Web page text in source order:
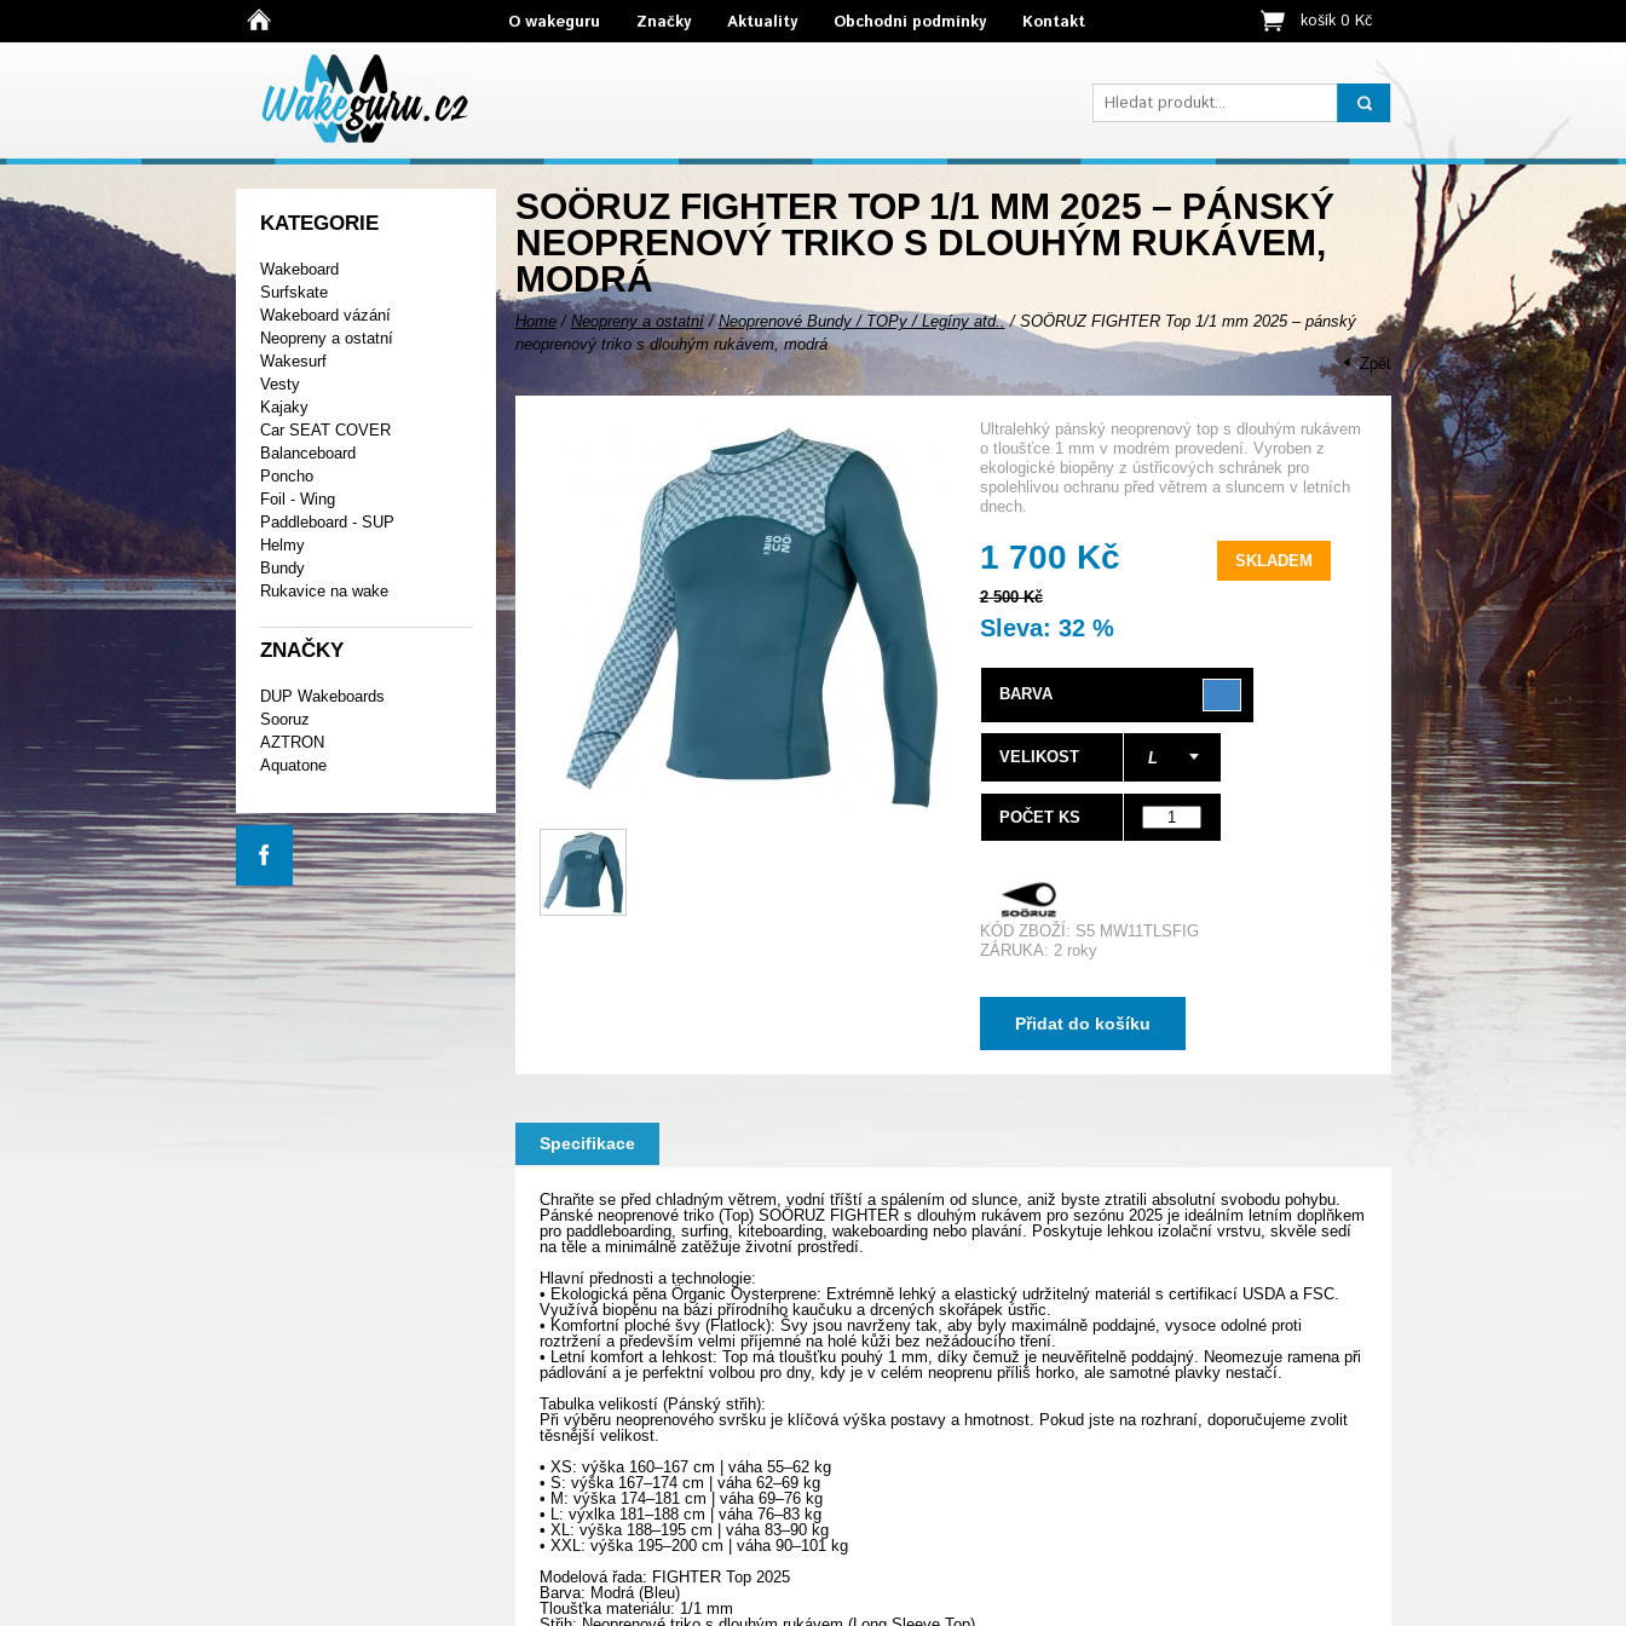
O wakeguru Značky Aktuality Obchodní podmínky Kontakt košík 0 Kč
KATEGORIE
Wakeboard
Surfskate
Wakeboard vázání
Neopreny a ostatní
Wakesurf
Vesty
Kajaky
Car SEAT COVER
Balanceboard
Poncho
Foil - Wing
Paddleboard - SUP
Helmy
Bundy
Rukavice na wake
ZNAČKY
DUP Wakeboards
Sooruz
AZTRON
Aquatone
SOÖRUZ FIGHTER TOP 1/1 MM 2025 – PÁNSKÝ
NEOPRENOVÝ TRIKO S DLOUHÝM RUKÁVEM,
MODRÁ
Home/ Neopreny a ostatní/Neoprenové Bundy / TOPy / Legíny atd../SOÖRUZ FIGHTER Top 1/1 mm 2025 – pánský
neoprenový triko s dlouhým rukávem, modrá
Zpět
Ultralehký pánský neoprenový top s dlouhým rukávem
o tloušťce 1 mm v modrém provedení. Vyroben z
ekologické biopěny z ústřicových schránek pro
spolehlivou ochranu před větrem a sluncem v letních
dnech.
1 700 Kč
2 500 Kč
Sleva: 32 %
SKLADEM
BARVA
VELIKOST L
POČET KS
KÓD ZBOŽÍ: S5 MW11TLSFIG
ZÁRUKA: 2 roky
Přidat do košíku
Specifikace
Chraňte se před chladným větrem, vodní tříští a spálením od slunce, aniž byste ztratili absolutní svobodu pohybu.
Pánské neoprenové triko (Top) SOÖRUZ FIGHTER s dlouhým rukávem pro sezónu 2025 je ideálním letním doplňkem
pro paddleboarding, surfing, kiteboarding, wakeboarding nebo plavání. Poskytuje lehkou izolační vrstvu, skvěle sedí
na těle a minimálně zatěžuje životní prostředí.
Hlavní přednosti a technologie:
• Ekologická pěna Örganic Oysterprene: Extrémně lehký a elastický udržitelný materiál s certifikací USDA a FSC.
Využívá biopěnu na bázi přírodního kaučuku a drcených skořápek ústřic.
• Komfortní ploché švy (Flatlock): Švy jsou navrženy tak, aby byly maximálně poddajné, vysoce odolné proti
roztržení a především velmi příjemné na holé kůži bez nežádoucího tření.
• Letní komfort a lehkost: Top má tloušťku pouhý 1 mm, díky čemuž je neuvěřitelně poddajný. Neomezuje ramena při
pádlování a je perfektní volbou pro dny, kdy je v celém neoprenu příliš horko, ale samotné plavky nestačí.
Tabulka velikostí (Pánský střih):
Při výběru neoprenového svršku je klíčová výška postavy a hmotnost. Pokud jste na rozhraní, doporučujeme zvolit
těsnější velikost.
• XS: výška 160–167 cm | váha 55–62 kg
• S: výška 167–174 cm | váha 62–69 kg
• M: výška 174–181 cm | váha 69–76 kg
• L: výxlka 181–188 cm | váha 76–83 kg
• XL: výška 188–195 cm | váha 83–90 kg
• XXL: výška 195–200 cm | váha 90–101 kg
Modelová řada: FIGHTER Top 2025
Barva: Modrá (Bleu)
Tloušťka materiálu: 1/1 mm